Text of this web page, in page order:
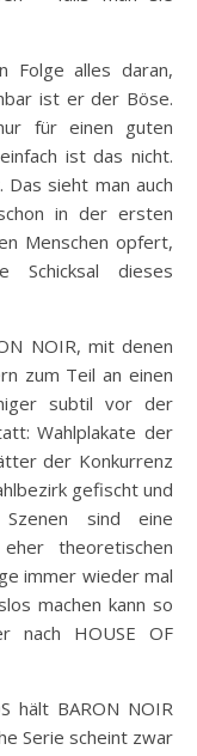
Folge alles daran,
ist er der Böse.
für einen guten
ist das nicht.
Das sieht man auch
in der ersten
Menschen opfert,
Schicksal dieses
NOIR, mit denen
zum Teil an einen
subtil vor der
Wahlplakate der
der Konkurrenz
gefischt und
sind eine
theoretischen
immer wieder mal
machen kann so
nach HOUSE OF
hält BARON NOIR
Serie scheint zwar